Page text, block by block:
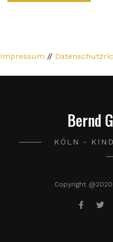
Impressum //
Bernd
KÖLN -
Copyright